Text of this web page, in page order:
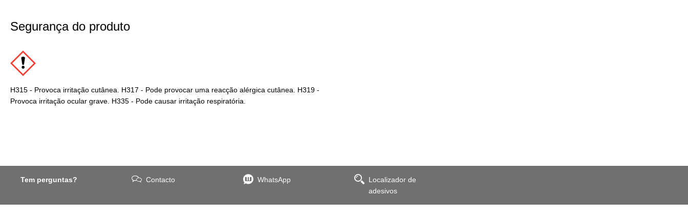
Segurança do produto
H315 - Provoca irritação cutânea. H317 - Pode provocar uma reacção alérgica cutânea. H319 -
Provoca irritação ocular grave. H335 - Pode causar irritação respiratória.
Tem perguntas? Contacto WhatsApp
Localizador de
adesivos